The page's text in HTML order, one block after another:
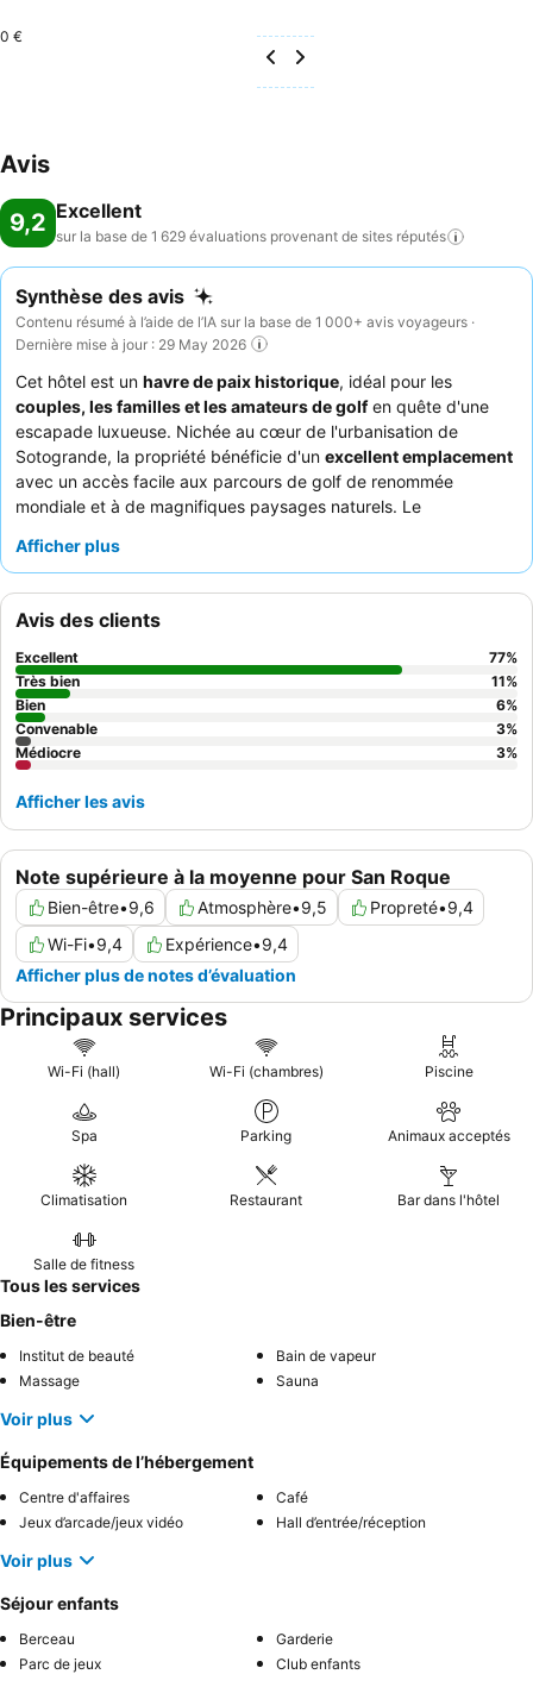
0 €
Avis
9,2 Excellent
sur la base de 1 629 évaluations provenant de sites réputés
Synthèse des avis
Contenu résumé à l’aide de l’IA sur la base de 1 000+ avis voyageurs ·
Dernière mise à jour : 29 May 2026
Cet hôtel est un havre de paix historique, idéal pour les
couples, les familles et les amateurs de golfen quête d'une
escapade luxueuse. Nichée au cœur de l'urbanisation de
Sotogrande, la propriété bénéficie d'un excellent emplacement
avec un accès facile aux parcours de golf de renommée
mondiale et à de magnifiques paysages naturels. Le
et d'une salle de sport bien équipée, est un atout majeur pour
exceptionnel
de grande qualité avec des options à la carte. Pour une
expérience vraiment sereine, pensez à réserver une chambre
avec un
Afficher plus
Note supérieure à la moyenne pour San Roque
Bien-être•9,6 Atmosphère•9,5 Propreté•9,4
Wi-Fi•9,4 Expérience•9,4
Afficher plus de notes d’évaluation
Avis des clients
Excellent 77%
Très bien
11%
Bien
6%
Convenable
3%
Médiocre
3%
Afficher les avis
Principaux services
Wi-Fi (hall) Wi-Fi (chambres) Piscine
Spa Parking Animaux acceptés
Climatisation Restaurant Bar dans l'hôtel
Salle de fitness
Tous les services
Bien-être
Institut de beauté
Bain de vapeur
Massage
Sauna
Voir plus
Équipements de l’hébergement
Centre d'affaires
Café
Jeux d’arcade/jeux vidéo
Hall d’entrée/réception
Voir plus
Séjour enfants
Berceau
Garderie
Parc de jeux
Club enfants